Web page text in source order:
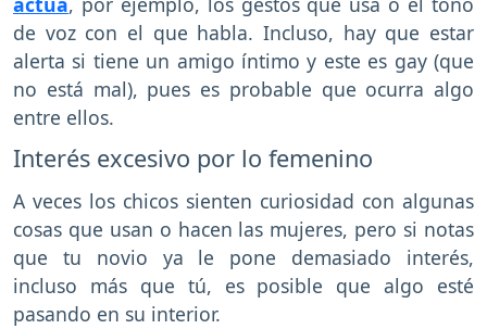
de voz con el que habla. Incluso, hay que estar
alerta si tiene un amigo íntimo y este es gay (que
no está mal), pues es probable que ocurra algo
entre ellos.
Interés excesivo por lo femenino
A veces los chicos sienten curiosidad con algunas
cosas que usan o hacen las mujeres, pero si notas
que tu novio ya le pone demasiado interés,
incluso más que tú, es posible que algo esté
pasando en su interior.